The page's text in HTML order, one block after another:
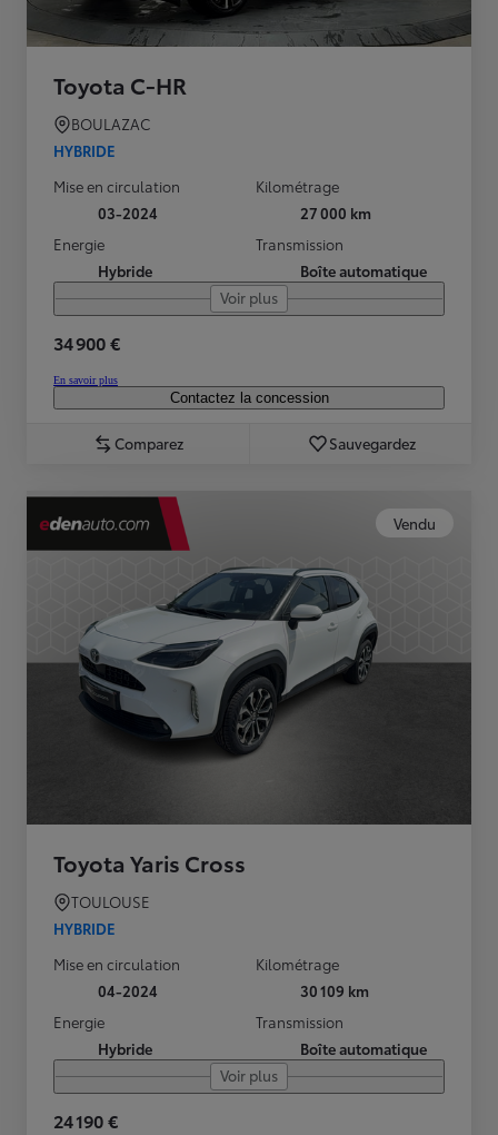
Toyota C-HR
BOULAZAC
HYBRIDE
Mise en circulation
03-2024
Kilométrage
27 000 km
Energie
Hybride
Transmission
Boîte automatique
Voir plus
34 900 €
En savoir plus
Contactez la concession
Comparez Sauvegardez
Vendu
Toyota Yaris Cross
TOULOUSE
HYBRIDE
Mise en circulation
04-2024
Kilométrage
30 109 km
Energie
Hybride
Transmission
Boîte automatique
Voir plus
24 190 €